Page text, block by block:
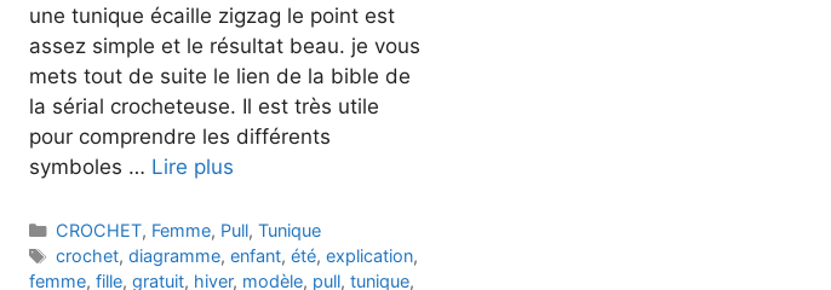
une tunique écaille zigzag le point est
assez simple et le résultat beau. je vous
mets tout de suite le lien de la bible de
la sérial crocheteuse. Il est très utile
pour comprendre les différents
symboles … Lire plus
Catégories
CROCHET, Femme, Pull, Tunique
Étiquettes
crochet, diagramme, enfant, été, explication,
femme, fille, gratuit, hiver, modèle, pull, tunique,